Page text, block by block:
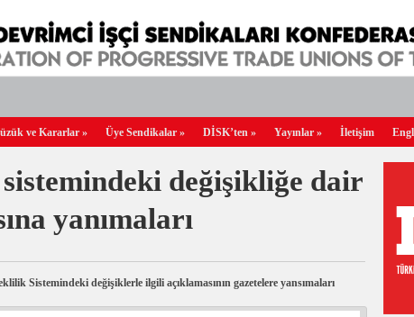
ve Kararlar » Üye Sendikalar » DİSK’ten » Yayınlar » İletişim
değişikliğe dair
yanımaları
Sistemindeki değişiklerle ilgili açıklamasının gazetelere yansımaları